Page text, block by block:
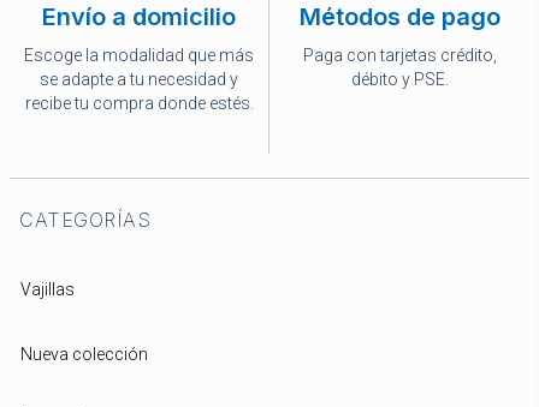
Envío a domicilio
Escoge la modalidad que más
se adapte a tu necesidad y
recibe tu compra donde estés.
Métodos de pago
Paga con tarjetas crédito,
débito y PSE.
CATEGORÍAS
Vajillas
Nueva colección